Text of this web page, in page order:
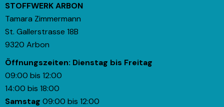
STOFFWERK ARBON
Tamara Zimmermann
St. Gallerstrasse 18B
9320 Arbon
Öffnungszeiten: Dienstag bis Freitag
09:00 bis 12:00
14:00 bis 18:00
Samstag 09:00 bis 12:00